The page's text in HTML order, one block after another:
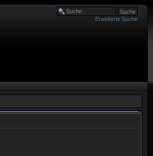
Erweiterte Suche